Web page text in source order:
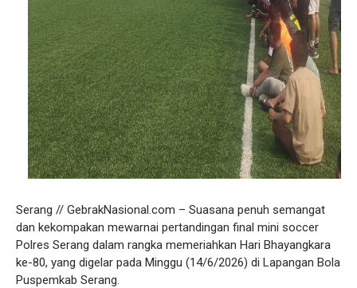
Serang // GebrakNasional.com – Suasana penuh semangat
dan kekompakan mewarnai pertandingan final mini soccer
Polres Serang dalam rangka memeriahkan Hari Bhayangkara
ke-80, yang digelar pada Minggu (14/6/2026) di Lapangan Bola
Puspemkab Serang.